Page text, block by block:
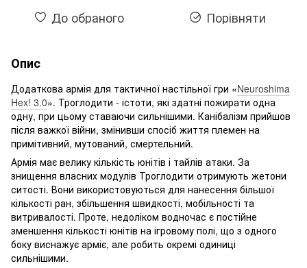
До обраного Порівняти
Опис
Додаткова армія для тактичної настільної гри «Neuroshima
Hex! 3.0». Троглодити - істоти, які здатні пожирати одна
одну, при цьому ставаючи сильнішими. Канібалізм прийшов
після важкої війни, змінивши спосіб життя племен на
примітивний, мутований, смертельний.
Армія має велику кількість юнітів і тайлів атаки. За
знищення власних модулів Троглодити отримують жетони
ситості. Вони використовуються для нанесення більшої
кількості ран, збільшення швидкості, мобільності та
витривалості. Проте, недоліком водночас є постійне
зменшення кількості юнітів на ігровому полі, що з одного
боку виснажує арміє, але робить окремі одиниці
сильнішими.